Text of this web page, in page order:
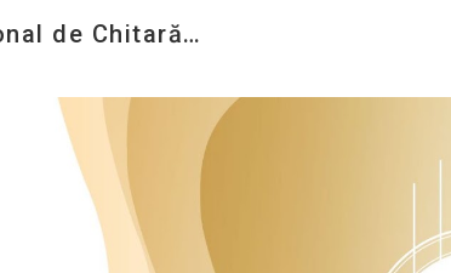
Skip to main content
Concurs Internațional de Chitară Clasică Eduard Pamfil